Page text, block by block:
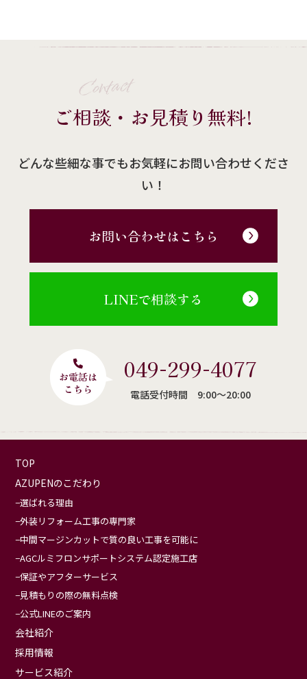
Contact
ご相談・お見積り無料!
どんな些細な事でもお気軽にお問い合わせくださ
い！
お問い合わせはこちら
LINEで相談する
049-299-4077
電話受付時間 9:00〜20:00
TOP
AZUPENのこだわり
選ばれる理由
外装リフォーム工事の専門家
中間マージンカットで質の良い工事を可能に
AGCルミフロンサポートシステム認定施工店
保証やアフターサービス
見積もりの際の無料点検
公式LINEのご案内
会社紹介
採用情報
サービス紹介